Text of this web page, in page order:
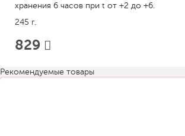
хранения 6 часов при t от +2 до +6.
245 г.
829
Рекомендуемые товары